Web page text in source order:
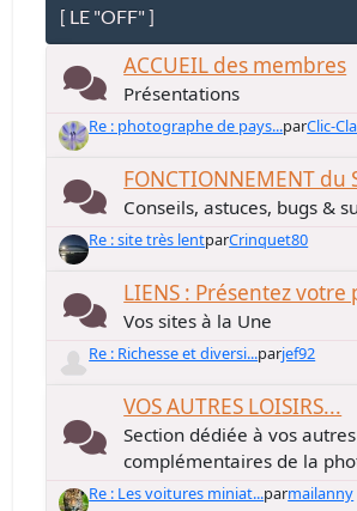
[ LE "OFF" ]
ACCUEIL des membres
Présentations
Re : photographe de pays...parClic-
FONCTIONNEMENT du
Conseils, astuces, bugs &
Re : site très lentparCrinquet80
LIENS : Présentez
Vos sites à la Une
Re : Richesse et diversi...parjef92
VOS AUTRES LOISIRS...
Section dédiée à vos
complémentaires de la
Re : Les voitures miniat...parmailanny